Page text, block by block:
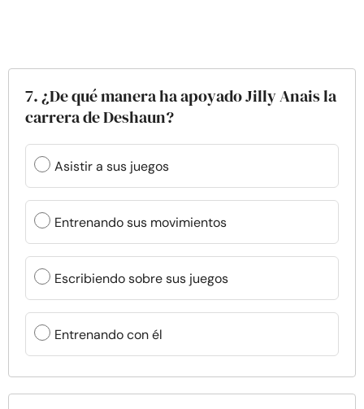
7. ¿De qué manera ha apoyado Jilly Anais la
carrera de Deshaun?
Asistir a sus juegos
Entrenando sus movimientos
Escribiendo sobre sus juegos
Entrenando con él